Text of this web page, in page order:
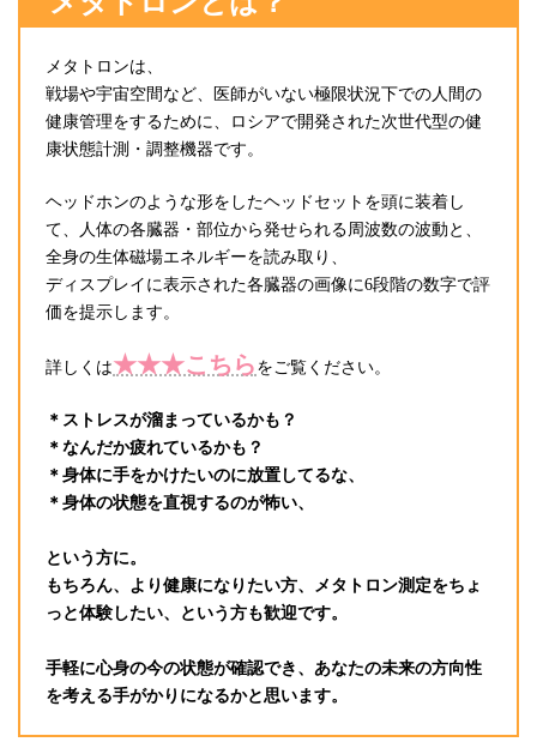
メタトロンは、
戦場や宇宙空間など、医師がいない極限状況下での人間の
健康管理をするために、ロシアで開発された次世代型の健
康状態計測・調整機器です。
ヘッドホンのような形をしたヘッドセットを頭に装着し
て、人体の各臓器・部位から発せられる周波数の波動と、
全身の生体磁場エネルギーを読み取り、
ディスプレイに表示された各臓器の画像に6段階の数字で評
価を提示します。
詳しくは★★★こちら をご覧ください。
＊ストレスが溜まっているかも？
＊なんだか疲れているかも？
＊身体に手をかけたいのに放置してるな、
＊身体の状態を直視するのが怖い、
という方に。
もちろん、より健康になりたい方、メタトロン測定をちょ
っと体験したい、という方も歓迎です。
手軽に心身の今の状態が確認でき、あなたの未来の方向性
を考える手がかりになるかと思います。